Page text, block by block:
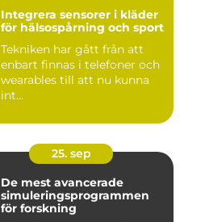
Integrera sensorer i kläder
för hälsospårning och sport
Tekniken har gått från att
enbart finnas i telefoner och
wearables till att nu kunna
int...
25. sep
De mest avancerade
simuleringsprogrammen
för forskning